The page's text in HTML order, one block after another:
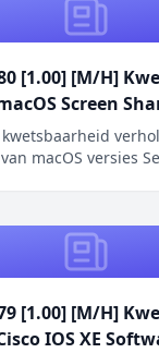
[1.00] [M/H]
Screen
macOS versies
waarbij
verkrijgen zonder
[1.00] [M/H]
IOS XE